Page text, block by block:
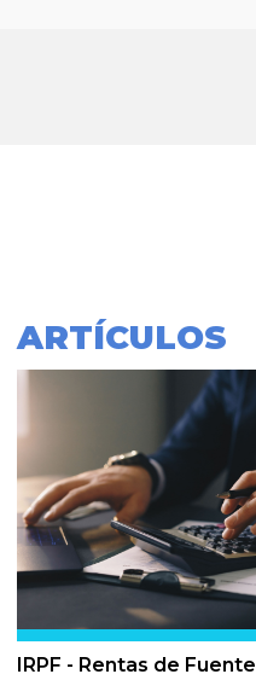
ARTÍCULOS
IRPF - Rentas de Fuente